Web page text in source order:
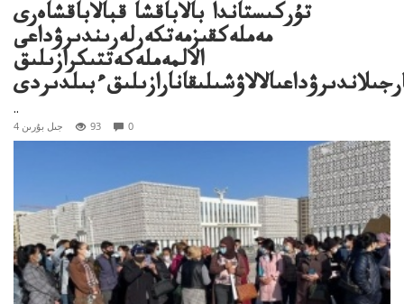
تۇركىستاندا بالاباقشا قبالاباقشاەرى
مەملەكقىزمەتكەرلەرىندىرۋداعى
الالمەملەكەتتىكرازىلىق
..
4 جىل بۇرىن 93 0